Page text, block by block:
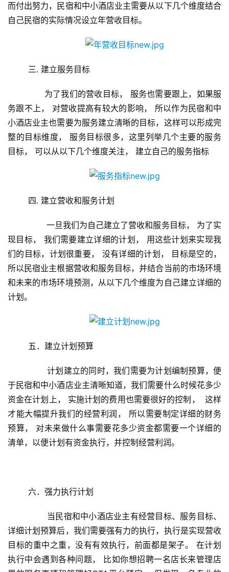
页
新
闻
资
A
I
科
技
互
联
网
而付出努力，民宿和中小酒店业主需要从以下几个维度结合
自己民宿的实际情况设立年营收目标。
	三. 建立服务目标
务跟不上， 对营收提高有较大的影响， 所以作为民宿和中
小酒店业主也需要为服务建立清晰的目标，这样可以形成完
整的目标维度， 服务目标很多，这里列举几个主要的服务
目标， 可以从以下几个维度关注， 建立自己的服务指标
	四. 建立营收和服务计划
现目标， 我们需要建立详细的计划， 用这些计划来实现我
们的目标，计划很重要， 没有详细的计划， 目标是空的，
所以民宿业主根据营收和服务目标，并结合当前的市场环境
和未来的市场环境预测，从以下几个维度为自己建立详细的
计划。
	五．建立计划预算
于民宿和中小酒店业主清晰知道，我们需要什么时候花多少
资金在计划上， 实施计划的费用也需要很好的控制，  这样
才能大幅提升我们的经营利润， 所以需要制定详细的财务
预算， 对未来做什么事需要花多少资金都需要一个详细的
清单，以便计划有资金执行，并控制经营利润。
	六．强力执行计划
详细计划预算后，我们需要强有力的执行，执行是实现营收
目标的重中之重，没有有效执行，前面都是架子。 在计划
执行中会遇到各种问题， 比如你想招聘一名店长来管理店